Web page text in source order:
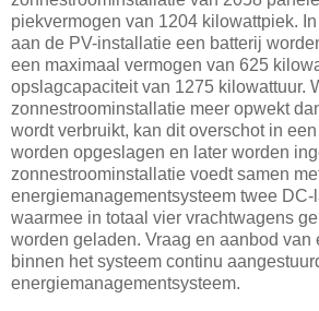
piekvermogen van 1204 kilowattpiek.
aan de PV-installatie een batterij
een maximaal vermogen van 625
opslagcapaciteit van 1275 kilowattuur.
zonnestroominstallatie meer opwekt
wordt verbruikt, kan dit overschot in
worden opgeslagen en later worden
zonnestroominstallatie voedt samen
energiemanagementsysteem twee
waarmee in totaal vier vrachtwagens
worden geladen. Vraag en aanbod van
binnen het systeem continu
energiemanagementsysteem.